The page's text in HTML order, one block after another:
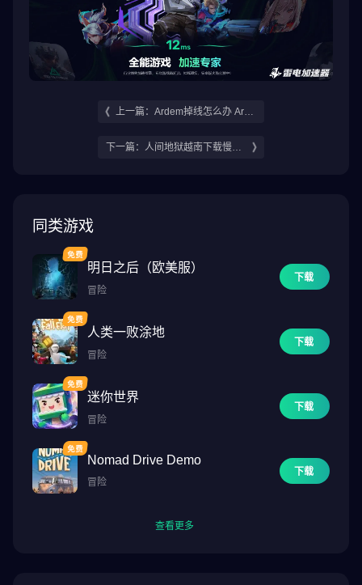
上一篇：Ardem掉线怎么办 Arde
下一篇：人间地狱越南下载慢怎
同类游戏
明日之后（欧美服）
冒险
下载
人类一败涂地
冒险
下载
迷你世界
冒险
下载
Nomad Drive Demo
冒险
下载
查看更多